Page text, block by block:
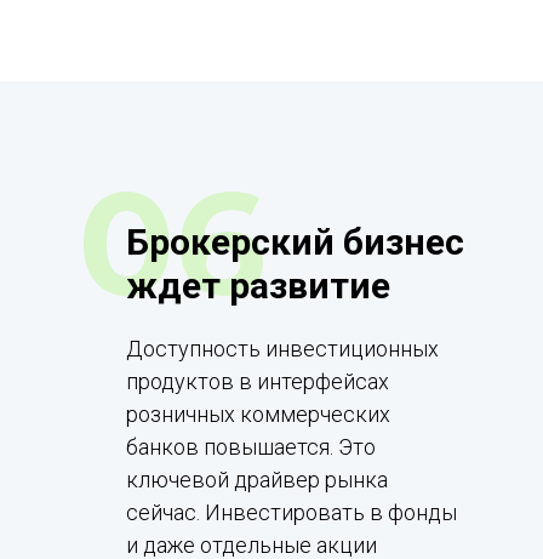
Брокерский бизнес
ждет развитие
Доступность инвестиционных
продуктов в интерфейсах
розничных коммерческих
банков повышается. Это
ключевой драйвер рынка
сейчас. Инвестировать в фонды
и даже отдельные акции
06